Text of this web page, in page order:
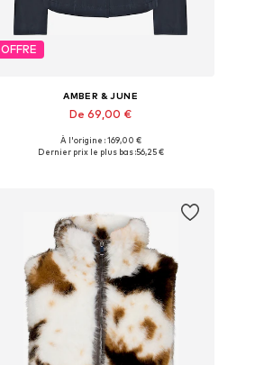
OFFRE
AMBER & JUNE
De 69,00 €
Tailles disponibles: XS, S, M, L, XL, XXL
À l'origine : 169,00 €
Dernier prix le plus bas :56,25 €